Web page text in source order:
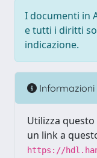
I documenti in
e tutti i diritti
indicazione.
Informazioni
Utilizza
un link a
https://